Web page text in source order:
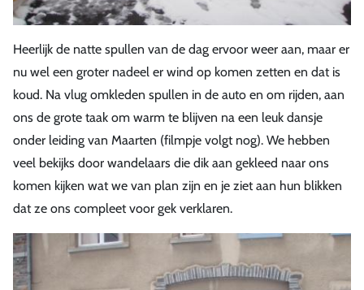
Heerlijk de natte spullen van de dag ervoor weer aan, maar er
nu wel een groter nadeel er wind op komen zetten en dat is
koud. Na vlug omkleden spullen in de auto en om rijden, aan
ons de grote taak om warm te blijven na een leuk dansje
onder leiding van Maarten (filmpje volgt nog). We hebben
veel bekijks door wandelaars die dik aan gekleed naar ons
komen kijken wat we van plan zijn en je ziet aan hun blikken
dat ze ons compleet voor gek verklaren.